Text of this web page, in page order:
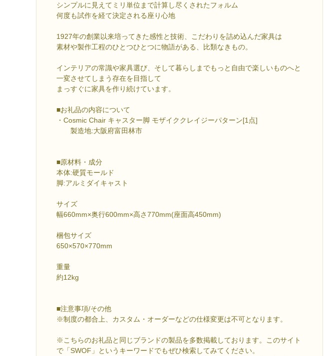
シンプルに見えてミリ単位まで計算し尽くされたフォルム
何度も試作を経て決定される座り心地
1927年の創業以来培ってきた感性と技術、こだわりを詰め込んだ家具は
素材や製作工程のひとつひとつに物語がある、比類なきもの。
インテリアの常識や家具選び、そして暮らしまでもっと自由で楽しいものへと
一変させてしまう存在を目指して
まっすぐに家具を作り続けています。
■お礼品の内容について
・Cosmic Chair キャスター脚 モザイククレイジーパターン[1点]
製造地:大阪府富田林市
■原材料・成分
本体:硬質モールド
脚:アルミダイキャスト
サイズ
幅660mm×奥行600mm×高さ770mm(座面高450mm)
梱包サイズ
650×570×770mm
重量
約12kg
■注意事項/その他
※制度の都合上、カスタム・オーダーなどの仕様変更は不可となります。
※こちらのお礼品と同じブランドの製品を多数掲載しております。このサイト
で「SWOF」というキーワードでもぜひ検索してみてください。